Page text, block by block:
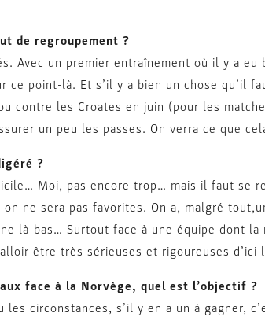
de regroupement ?
Avec un premier entraînement où il y a
ce point-là. Et s’il y a bien un chose qu’il
contre les Croates en juin (pour les
un peu les passes. On verra ce que
?
Moi, pas encore trop… mais il faut se
ne sera pas favorites. On a, malgré
là-bas… Surtout face à une équipe dont la
être très sérieuses et rigoureuses d’ici
face à la Norvège, quel est l’objectif ?
les circonstances, s’il y en a un à gagner,